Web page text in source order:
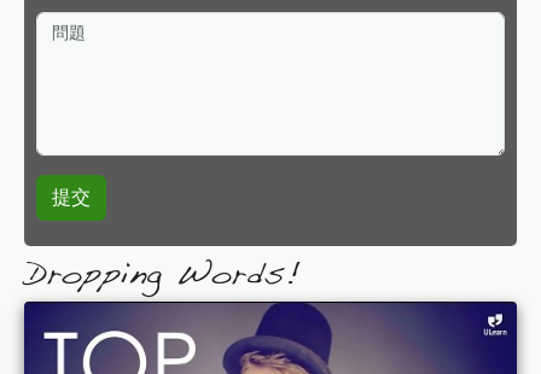
問題
Dropping Words!